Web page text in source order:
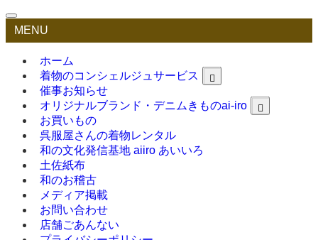
MENU
ホーム
着物のコンシェルジュサービス
催事お知らせ
オリジナルブランド・デニムきものai-iro
お買いもの
呉服屋さんの着物レンタル
和の文化発信基地 aiiro あいいろ
土佐紙布
和のお稽古
メディア掲載
お問い合わせ
店舗ごあんない